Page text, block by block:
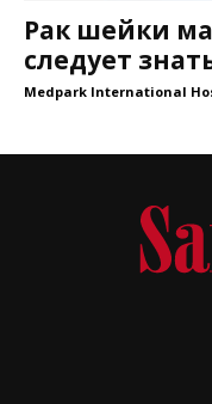
Рак шейки
следует
Medpark International